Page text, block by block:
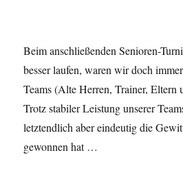
Beim anschließenden Senioren-
besser laufen, waren wir doch
Teams (Alte Herren, Trainer, Eltern
Trotz stabiler Leistung unserer
letztendlich aber eindeutig die
gewonnen hat …